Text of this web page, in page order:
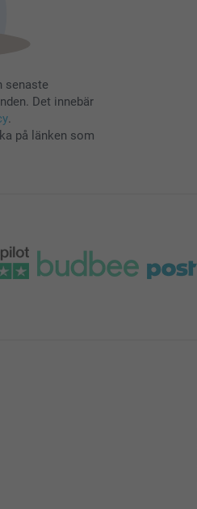
senaste
Det innebär
.
på länken som